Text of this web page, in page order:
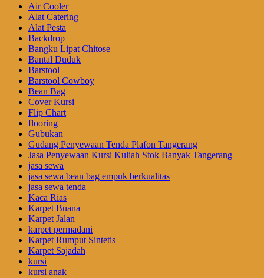
Air Cooler
Alat Catering
Alat Pesta
Backdrop
Bangku Lipat Chitose
Bantal Duduk
Barstool
Barstool Cowboy
Bean Bag
Cover Kursi
Flip Chart
flooring
Gubukan
Gudang Penyewaan Tenda Plafon Tangerang
Jasa Penyewaan Kursi Kuliah Stok Banyak Tangerang
jasa sewa
jasa sewa bean bag empuk berkualitas
jasa sewa tenda
Kaca Rias
Karpet Buana
Karpet Jalan
karpet permadani
Karpet Rumput Sintetis
Karpet Sajadah
kursi
kursi anak